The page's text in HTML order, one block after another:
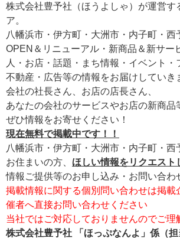
株式会社豊予社（ほうよしゃ）が運営す
ア。
八幡浜市・伊方町・大洲市・内子町・西
OPEN＆リニューアル・新商品＆新サー
人・お店・話題・まち情報・イベント・
不動産・広告等の情報をお届けしていき
会社の社長さん、お店の店長さん、
あなたの会社のサービスやお店の新商品
ぜひ情報をお寄せください！
現在無料で掲載中です！！
八幡浜市・伊方町・大洲市・内子町・西
お住まいの方、 ほしい情報をリクエスト
情報ご提供等のお申し込み・お問い合わ
掲載情報に関する個別問い合わせは掲載
催者へ直接お問い合わせください
当社ではご対応しておりませんのでご理
株式会社豊予社 「ほっぷなんよ」係（担